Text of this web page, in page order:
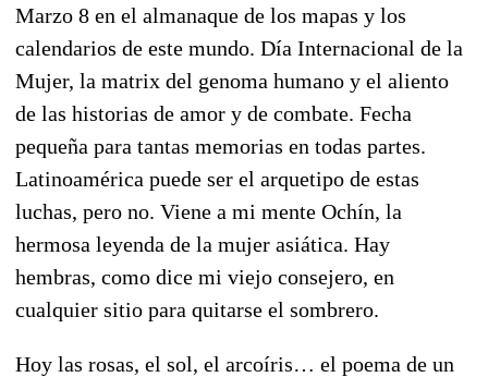
Marzo 8 en el almanaque de los mapas y los
calendarios de este mundo. Día Internacional de la
Mujer, la matrix del genoma humano y el aliento
de las historias de amor y de combate. Fecha
pequeña para tantas memorias en todas partes.
Latinoamérica puede ser el arquetipo de estas
luchas, pero no. Viene a mi mente Ochín, la
hermosa leyenda de la mujer asiática. Hay
hembras, como dice mi viejo consejero, en
cualquier sitio para quitarse el sombrero.
Hoy las rosas, el sol, el arcoíris… el poema de un